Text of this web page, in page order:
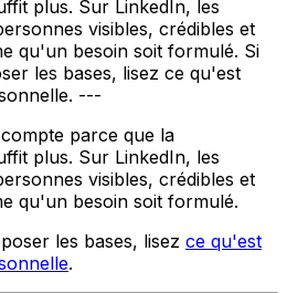
plus. Sur LinkedIn, les
visibles, crédibles et
qu'un besoin soit formulé. Si
les bases, lisez ce qu'est
---
parce que la
plus. Sur LinkedIn, les
visibles, crédibles et
qu'un besoin soit formulé.
les bases, lisez ce qu'est
.